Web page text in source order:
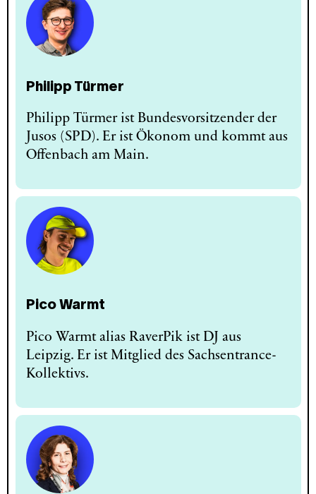
Philipp Türmer
Philipp Türmer ist Bundesvorsitzender der
Jusos (SPD). Er ist Ökonom und kommt aus
Offenbach am Main.
Pico Warmt
Pico Warmt alias RaverPik ist DJ aus
Leipzig. Er ist Mitglied des Sachsentrance-
Kollektivs.